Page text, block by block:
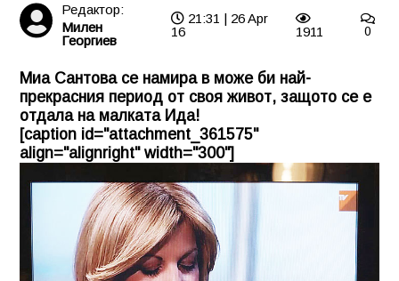
Редактор:
Милен
Георгиев
21:31 | 26 Apr
16
1911 0
Миа Сантова се намира в може би най-
прекрасния период от своя живот, защото се е
отдала на малката Ида!
[caption id="attachment_361575"
align="alignright" width="300"]